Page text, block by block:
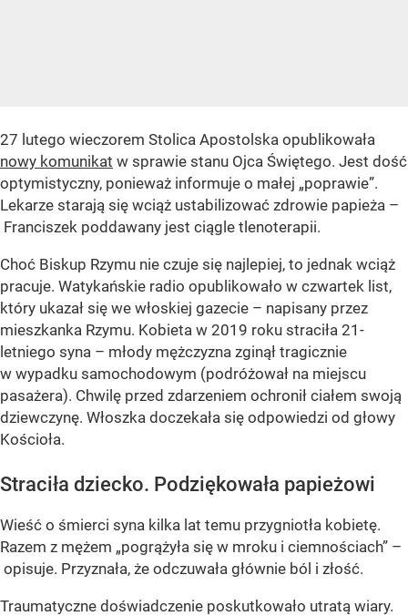
27 lutego wieczorem Stolica Apostolska opublikowała
nowy komunikat w sprawie stanu Ojca Świętego. Jest dość
optymistyczny, ponieważ informuje o małej „poprawie”.
Lekarze starają się wciąż ustabilizować zdrowie papieża –
Franciszek poddawany jest ciągle tlenoterapii.
Choć Biskup Rzymu nie czuje się najlepiej, to jednak wciąż
pracuje. Watykańskie radio opublikowało w czwartek list,
który ukazał się we włoskiej gazecie – napisany przez
mieszkanka Rzymu. Kobieta w 2019 roku straciła 21-
letniego syna – młody mężczyzna zginął tragicznie
w wypadku samochodowym (podróżował na miejscu
pasażera). Chwilę przed zdarzeniem ochronił ciałem swoją
dziewczynę. Włoszka doczekała się odpowiedzi od głowy
Kościoła.
Straciła dziecko. Podziękowała papieżowi
Wieść o śmierci syna kilka lat temu przygniotła kobietę.
Razem z mężem „pogrążyła się w mroku i ciemnościach” –
opisuje. Przyznała, że odczuwała głównie ból i złość.
Traumatyczne doświadczenie poskutkowało utratą wiary.